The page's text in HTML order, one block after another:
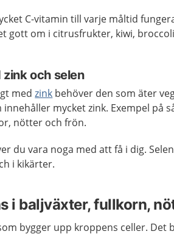
C-vitamin till varje måltid
gott om i citrusfrukter, kiwi,
och selen
medzink behöver den som äter
innehåller mycket zink. Exempel på
nötter och frön.
du vara noga med att få i dig.
i kikärter.
i baljväxter, fullkorn,
bygger upp kroppens celler. Det